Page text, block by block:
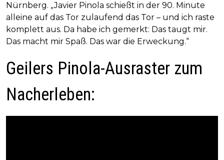
Nürnberg. „Javier Pinola schießt in der 90. Minute
alleine auf das Tor zulaufend das Tor – und ich raste
komplett aus. Da habe ich gemerkt: Das taugt mir.
Das macht mir Spaß. Das war die Erweckung.“
Geilers Pinola-Ausraster zum
Nacherleben: